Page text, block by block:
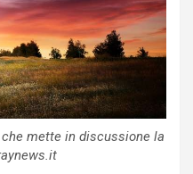
mette in discussione la